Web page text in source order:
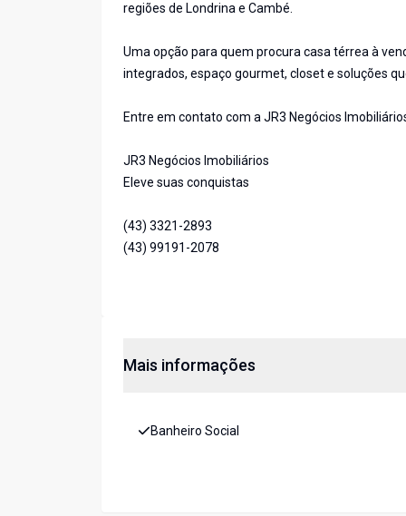
regiões de Londrina e Cambé.
Uma opção para quem procura casa térrea à
integrados, espaço gourmet, closet e soluções
Entre em contato com a JR3 Negócios
JR3 Negócios Imobiliários
Eleve suas conquistas
(43) 3321-2893
(43) 99191-2078
Mais informações
Banheiro Social